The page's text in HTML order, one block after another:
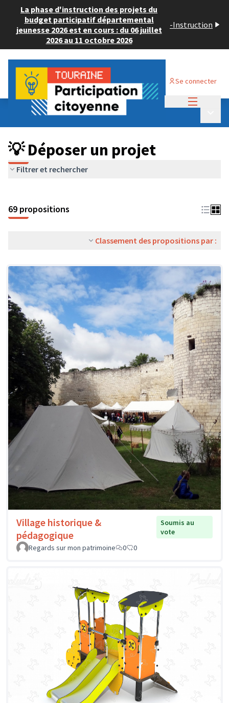
La phase d'instruction des projets du
budget participatif départemental
jeunesse 2026 est en cours : du 06 juillet
2026 au 11 octobre 2026
-Instruction
Se connecter
Budget Participatif ADULTE 2024
💡 Déposer un projet
💡 Déposer un projet
Filtrer et rechercher
69 propositions
Classement des propositions par :
Village historique &
pédagogique
Soumis au
vote
Regards sur mon patrimoine
0 0